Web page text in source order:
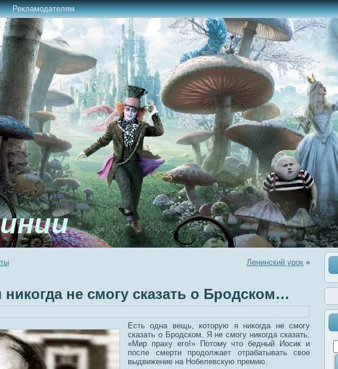
Рекламодателям
Ленинский урок »
никогда не смогу сказать о Бродском…
Есть одна вещь, которую я никогда не смогу
сказать о Бродском. Я не смогу никогда сказать:
«Мир праху его!» Потому что бедный Иосик и
после смерти продолжает отрабатывать свое
выдвижение на Нобелевскую премию.